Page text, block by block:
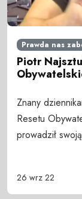
Prawda nas
Piotr
Znany
Resetu
prowadził
26 wrz 22